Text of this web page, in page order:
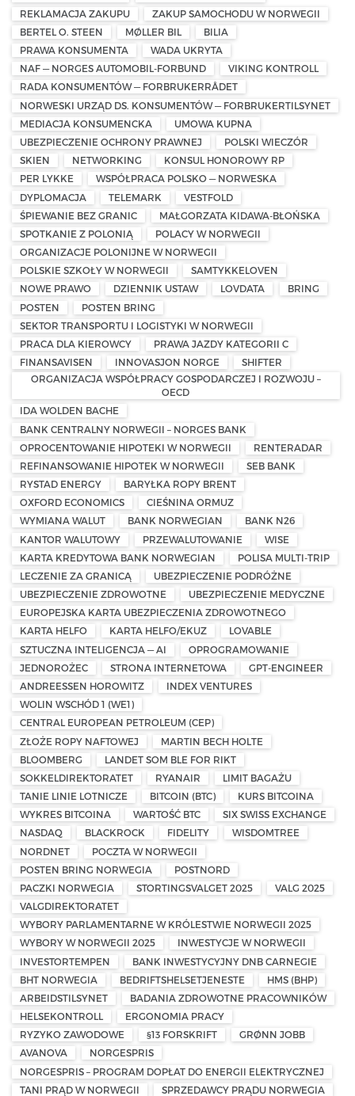
REKLAMACJA ZAKUPU
ZAKUP SAMOCHODU W NORWEGII
BERTEL O. STEEN
MØLLER BIL
BILIA
PRAWA KONSUMENTA
WADA UKRYTA
NAF — NORGES AUTOMOBIL-FORBUND
VIKING KONTROLL
RADA KONSUMENTÓW — FORBRUKERRÅDET
NORWESKI URZĄD DS. KONSUMENTÓW — FORBRUKERTILSYNET
MEDIACJA KONSUMENCKA
UMOWA KUPNA
UBEZPIECZENIE OCHRONY PRAWNEJ
POLSKI WIECZÓR
SKIEN
NETWORKING
KONSUL HONOROWY RP
PER LYKKE
WSPÓŁPRACA POLSKO — NORWESKA
DYPLOMACJA
TELEMARK
VESTFOLD
ŚPIEWANIE BEZ GRANIC
MAŁGORZATA KIDAWA-BŁOŃSKA
SPOTKANIE Z POLONIĄ
POLACY W NORWEGII
ORGANIZACJE POLONIJNE W NORWEGII
POLSKIE SZKOŁY W NORWEGII
SAMTYKKELOVEN
NOWE PRAWO
DZIENNIK USTAW LOVDATA
BRING
POSTEN
POSTEN BRING
SEKTOR TRANSPORTU I LOGISTYKI W NORWEGII
PRACA DLA KIEROWCY
PRAWA JAZDY KATEGORII C
FINANSAVISEN
INNOVASJON NORGE
SHIFTER
ORGANIZACJA WSPÓŁPRACY GOSPODARCZEJ I ROZWOJU –
OECD
IDA WOLDEN BACHE
BANK CENTRALNY NORWEGII – NORGES BANK
OPROCENTOWANIE HIPOTEKI W NORWEGII
RENTERADAR
REFINANSOWANIE HIPOTEK W NORWEGII
SEB BANK
RYSTAD ENERGY
BARYŁKA ROPY BRENT
OXFORD ECONOMICS
CIEŚNINA ORMUZ
WYMIANA WALUT
BANK NORWEGIAN
BANK N26
KANTOR WALUTOWY
PRZEWALUTOWANIE
WISE
KARTA KREDYTOWA BANK NORWEGIAN
POLISA MULTI-TRIP
LECZENIE ZA GRANICĄ
UBEZPIECZENIE PODRÓŻNE
UBEZPIECZENIE ZDROWOTNE
UBEZPIECZENIE MEDYCZNE
EUROPEJSKA KARTA UBEZPIECZENIA ZDROWOTNEGO
KARTA HELFO
KARTA HELFO/EKUZ
LOVABLE
SZTUCZNA INTELIGENCJA — AI
OPROGRAMOWANIE
JEDNOROŻEC
STRONA INTERNETOWA
GPT-ENGINEER
ANDREESSEN HOROWITZ
INDEX VENTURES
WOLIN WSCHÓD 1 (WE1)
CENTRAL EUROPEAN PETROLEUM (CEP)
ZŁOŻE ROPY NAFTOWEJ
MARTIN BECH HOLTE
BLOOMBERG
LANDET SOM BLE FOR RIKT
SOKKELDIREKTORATET
RYANAIR
LIMIT BAGAŻU
TANIE LINIE LOTNICZE
BITCOIN (BTC)
KURS BITCOINA
WYKRES BITCOINA
WARTOŚĆ BTC
SIX SWISS EXCHANGE
NASDAQ
BLACKROCK FIDELITY
WISDOMTREE
NORDNET
POCZTA W NORWEGII
POSTEN BRING NORWEGIA
POSTNORD
PACZKI NORWEGIA
STORTINGSVALGET 2025
VALG 2025
VALGDIREKTORATET
WYBORY PARLAMENTARNE W KRÓLESTWIE NORWEGII 2025
WYBORY W NORWEGII 2025
INWESTYCJE W NORWEGII
INVESTORTEMPEN
BANK INWESTYCYJNY DNB CARNEGIE
BHT NORWEGIA
BEDRIFTSHELSETJENESTE
HMS (BHP)
ARBEIDSTILSYNET
BADANIA ZDROWOTNE PRACOWNIKÓW
HELSEKONTROLL
ERGONOMIA PRACY
RYZYKO ZAWODOWE
§13 FORSKRIFT
GRØNN JOBB
AVANOVA
NORGESPRIS
NORGESPRIS – PROGRAM DOPŁAT DO ENERGII ELEKTRYCZNEJ
TANI PRĄD W NORWEGII
SPRZEDAWCY PRĄDU NORWEGIA